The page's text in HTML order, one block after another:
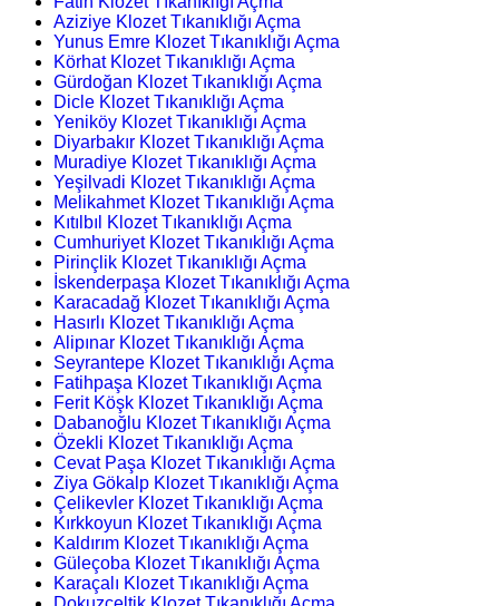
Aziziye Klozet Tıkanıklığı Açma
Yunus Emre Klozet Tıkanıklığı Açma
Körhat Klozet Tıkanıklığı Açma
Gürdoğan Klozet Tıkanıklığı Açma
Dicle Klozet Tıkanıklığı Açma
Yeniköy Klozet Tıkanıklığı Açma
Diyarbakır Klozet Tıkanıklığı Açma
Muradiye Klozet Tıkanıklığı Açma
Yeşilvadi Klozet Tıkanıklığı Açma
Melikahmet Klozet Tıkanıklığı Açma
Kıtılbıl Klozet Tıkanıklığı Açma
Cumhuriyet Klozet Tıkanıklığı Açma
Pirinçlik Klozet Tıkanıklığı Açma
İskenderpaşa Klozet Tıkanıklığı Açma
Karacadağ Klozet Tıkanıklığı Açma
Hasırlı Klozet Tıkanıklığı Açma
Alipınar Klozet Tıkanıklığı Açma
Seyrantepe Klozet Tıkanıklığı Açma
Fatihpaşa Klozet Tıkanıklığı Açma
Ferit Köşk Klozet Tıkanıklığı Açma
Dabanoğlu Klozet Tıkanıklığı Açma
Özekli Klozet Tıkanıklığı Açma
Cevat Paşa Klozet Tıkanıklığı Açma
Ziya Gökalp Klozet Tıkanıklığı Açma
Çelikevler Klozet Tıkanıklığı Açma
Kırkkoyun Klozet Tıkanıklığı Açma
Kaldırım Klozet Tıkanıklığı Açma
Güleçoba Klozet Tıkanıklığı Açma
Karaçalı Klozet Tıkanıklığı Açma